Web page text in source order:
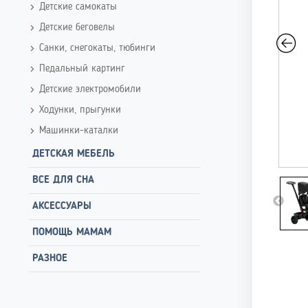
Детские самокаты
Детские беговелы
Санки, снегокаты, тюбинги
Педальный картинг
Детские электромобили
Ходунки, прыгунки
Машинки-каталки
ДЕТСКАЯ МЕБЕЛЬ
ВСЕ ДЛЯ СНА
АКСЕССУАРЫ
ПОМОЩЬ МАМАМ
РАЗНОЕ